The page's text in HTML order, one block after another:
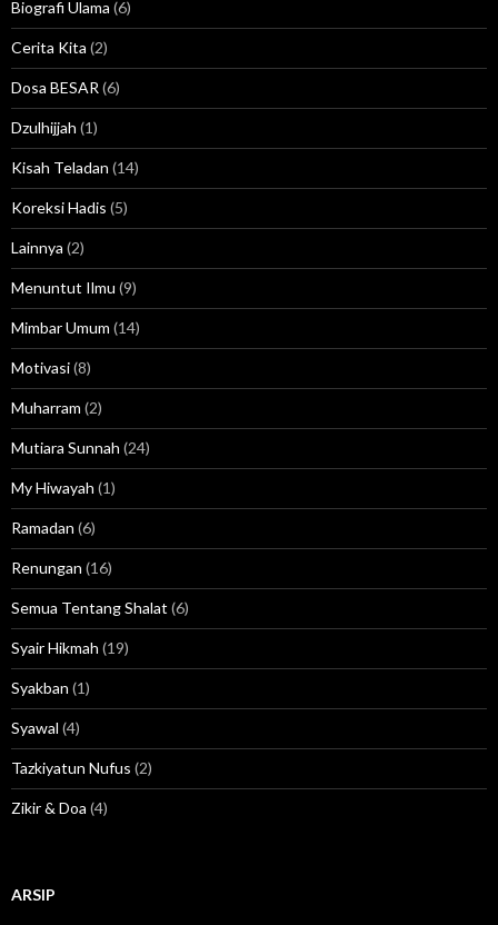
Biografi Ulama (6)
Cerita Kita (2)
Dosa BESAR (6)
Dzulhijjah (1)
Kisah Teladan (14)
Koreksi Hadis (5)
Lainnya (2)
Menuntut Ilmu (9)
Mimbar Umum (14)
Motivasi(8)
Muharram (2)
Mutiara Sunnah (24)
My Hiwayah (1)
Ramadan (6)
Renungan (16)
Semua Tentang Shalat (6)
Syair Hikmah (19)
Syakban (1)
Syawal (4)
Tazkiyatun Nufus (2)
Zikir & Doa (4)
ARSIP